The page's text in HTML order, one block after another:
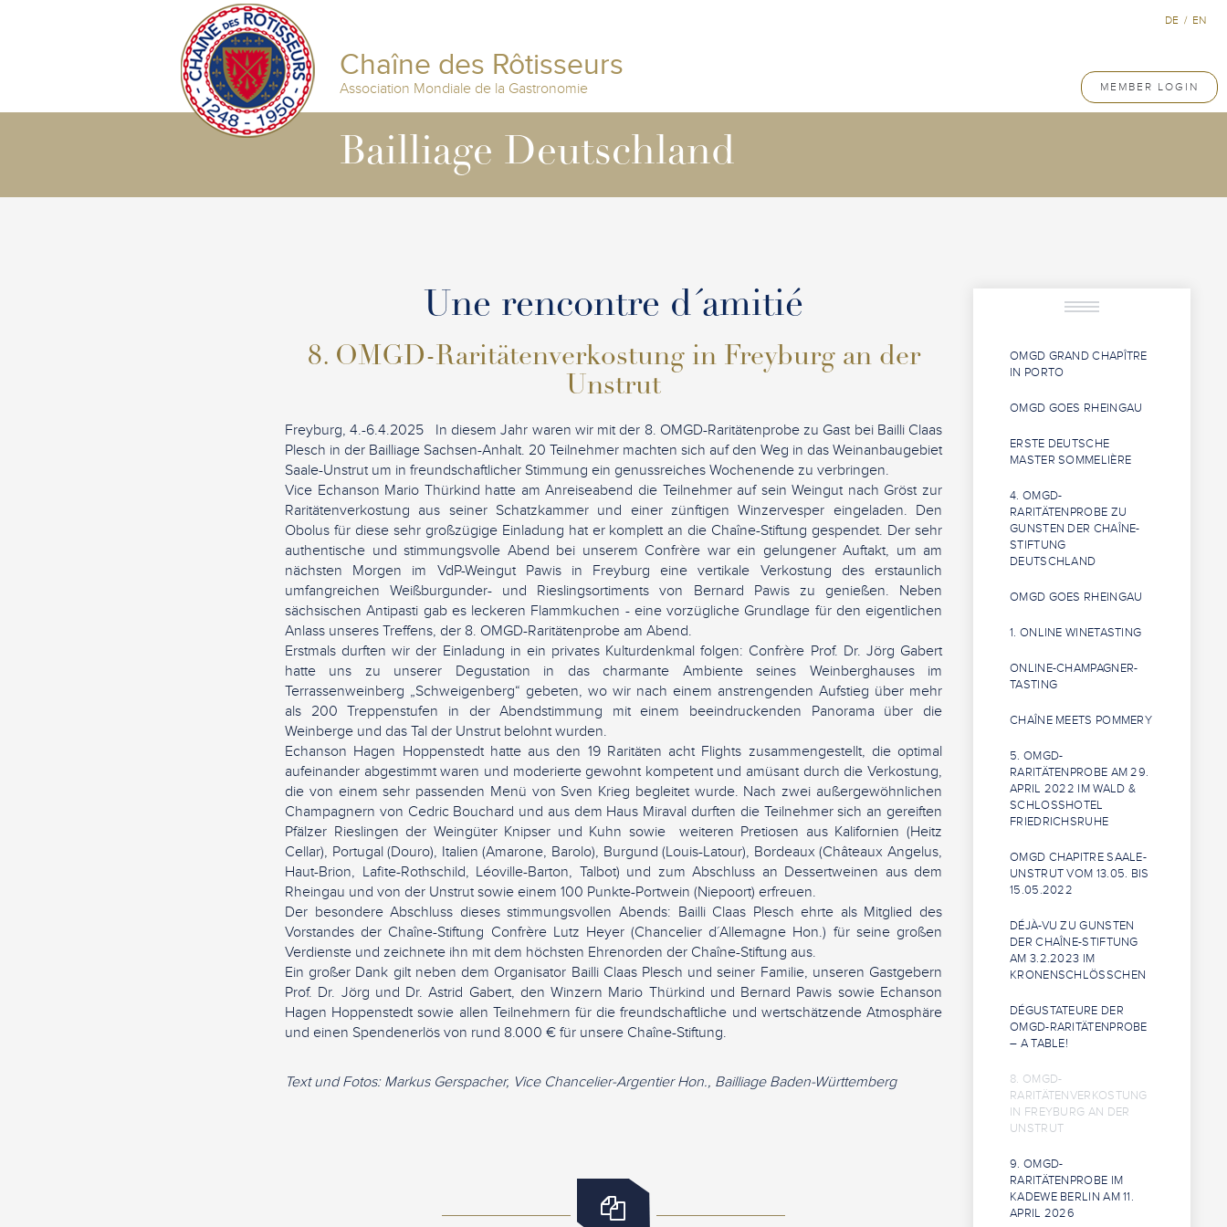
Chaîne des Rôtisseurs
Association Mondiale de la Gastronomie MEMBER LOGIN
DE / EN
Bailliage Deutschland
Une rencontre d´amitié
8. OMGD-Raritätenverkostung in Freyburg an der
Unstrut
Freyburg, 4.-6.4.2025 In diesem Jahr waren wir mit der 8. OMGD-Raritätenprobe zu Gast bei Bailli Claas
Plesch in der Bailliage Sachsen-Anhalt. 20 Teilnehmer machten sich auf den Weg in das Weinanbaugebiet
Saale-Unstrut um in freundschaftlicher Stimmung ein genussreiches Wochenende zu verbringen.
Vice Echanson Mario Thürkind hatte am Anreiseabend die Teilnehmer auf sein Weingut nach Gröst zur
Raritätenverkostung aus seiner Schatzkammer und einer zünftigen Winzervesper eingeladen. Den
Obolus für diese sehr großzügige Einladung hat er komplett an die Chaîne-Stiftung gespendet. Der sehr
authentische und stimmungsvolle Abend bei unserem Confrère war ein gelungener Auftakt, um am
nächsten Morgen im VdP-Weingut Pawis in Freyburg eine vertikale Verkostung des erstaunlich
umfangreichen Weißburgunder- und Rieslingsortiments von Bernard Pawis zu genießen. Neben
sächsischen Antipasti gab es leckeren Flammkuchen - eine vorzügliche Grundlage für den eigentlichen
Anlass unseres Treffens, der 8. OMGD-Raritätenprobe am Abend.
Erstmals durften wir der Einladung in ein privates Kulturdenkmal folgen: Confrère Prof. Dr. Jörg Gabert
hatte uns zu unserer Degustation in das charmante Ambiente seines Weinberghauses im
Terrassenweinberg „Schweigenberg“ gebeten, wo wir nach einem anstrengenden Aufstieg über mehr
als 200 Treppenstufen in der Abendstimmung mit einem beeindruckenden Panorama über die
Weinberge und das Tal der Unstrut belohnt wurden.
Echanson Hagen Hoppenstedt hatte aus den 19 Raritäten acht Flights zusammengestellt, die optimal
aufeinander abgestimmt waren und moderierte gewohnt kompetent und amüsant durch die Verkostung,
die von einem sehr passenden Menü von Sven Krieg begleitet wurde. Nach zwei außergewöhnlichen
Champagnern von Cedric Bouchard und aus dem Haus Miraval durften die Teilnehmer sich an gereiften
Pfälzer Rieslingen der Weingüter Knipser und Kuhn sowie weiteren Pretiosen aus Kalifornien (Heitz
Cellar), Portugal (Douro), Italien (Amarone, Barolo), Burgund (Louis-Latour), Bordeaux (Châteaux Angelus,
Haut-Brion, Lafite-Rothschild, Léoville-Barton, Talbot) und zum Abschluss an Dessertweinen aus dem
Rheingau und von der Unstrut sowie einem 100 Punkte-Portwein (Niepoort) erfreuen.
Der besondere Abschluss dieses stimmungsvollen Abends: Bailli Claas Plesch ehrte als Mitglied des
Vorstandes der Chaîne-Stiftung Confrère Lutz Heyer (Chancelier d´Allemagne Hon.) für seine großen
Verdienste und zeichnete ihn mit dem höchsten Ehrenorden der Chaîne-Stiftung aus.
Ein großer Dank gilt neben dem Organisator Bailli Claas Plesch und seiner Familie, unseren Gastgebern
Prof. Dr. Jörg und Dr. Astrid Gabert, den Winzern Mario Thürkind und Bernard Pawis sowie Echanson
Hagen Hoppenstedt sowie allen Teilnehmern für die freundschaftliche und wertschätzende Atmosphäre
und einen Spendenerlös von rund 8.000 € für unsere Chaîne-Stiftung.
Text und Fotos: Markus Gerspacher, Vice Chancelier-Argentier Hon., Bailliage Baden-Württemberg
OMGD GRAND CHAPÎTRE
IN PORTO
OMGD GOES RHEINGAU
ERSTE DEUTSCHE
MASTER SOMMELIÈRE
4. OMGD-
RARITÄTENPROBE ZU
GUNSTEN DER CHAÎNE-
STIFTUNG
DEUTSCHLAND
OMGD GOES RHEINGAU
1. ONLINE WINETASTING
ONLINE-CHAMPAGNER-
TASTING
CHAÎNE MEETS POMMERY
5. OMGD-
RARITÄTENPROBE AM 29.
APRIL 2022 IM WALD &
SCHLOSSHOTEL
FRIEDRICHSRUHE
OMGD CHAPITRE SAALE-
UNSTRUT VOM 13.05. BIS
15.05.2022
DÉJÀ-VU ZU GUNSTEN
DER CHAÎNE-STIFTUNG
AM 3.2.2023 IM
KRONENSCHLÖSSCHEN
DÉGUSTATEURE DER
OMGD-RARITÄTENPROBE
– A TABLE!
8. OMGD-
RARITÄTENVERKOSTUNG
IN FREYBURG AN DER
UNSTRUT
9. OMGD-
RARITÄTENPROBE IM
KADEWE BERLIN AM 11.
APRIL 2026